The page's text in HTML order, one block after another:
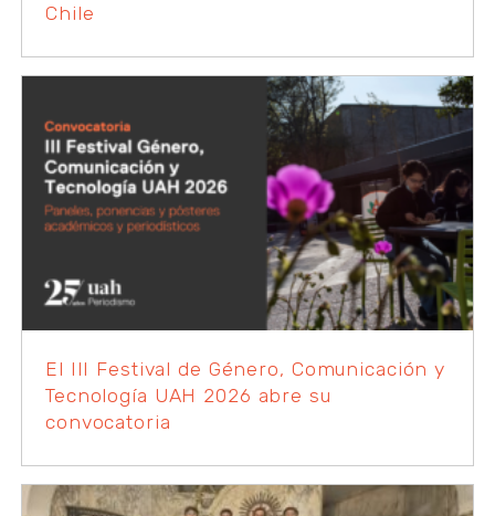
Chile
El III Festival de Género, Comunicación y
Tecnología UAH 2026 abre su
convocatoria